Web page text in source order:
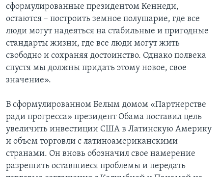
сформулированные президентом Кеннеди,
остаются – построить земное полушарие, где все
люди могут надеяться на стабильные и пригодные
стандарты жизни, где все люди могут жить
свободно и сохраняя достоинство. Однако полвека
спустя мы должны придать этому новое, свое
значение».
В сформулированном Белым домом «Партнерстве
ради прогресса» президент Обама поставил цель
увеличить инвестиции США в Латинскую Америку
и объем торговли с латиноамериканскими
странами. Он вновь обозначил свое намерение
разрешить оставшиеся проблемы и передать